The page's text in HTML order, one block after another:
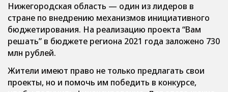
Нижегородская область — один из лидеров в
стране по внедрению механизмов инициативного
бюджетирования. На реализацию проекта “Вам
решать” в бюджете региона 2021 года заложено 730
млн рублей.
Жители имеют право не только предлагать свои
проекты, но и помочь им победить в конкурсе,